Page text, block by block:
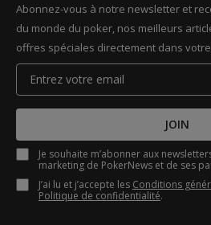
Abonnez-vous à notre newsletter et
du monde du poker, nos meilleurs
offres spéciales directement dans
JOIN
Je souhaite m’abonner aux
marketing de PokerNews et de ses
J’ai lu et j’accepte les Conditions
Politique de confidentialité.